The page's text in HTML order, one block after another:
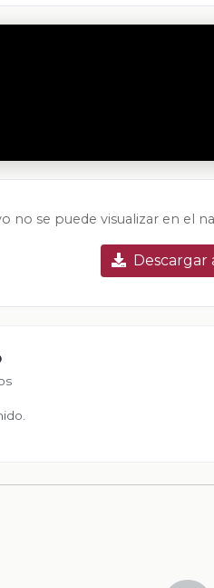
no se puede visualizar en el
Descargar